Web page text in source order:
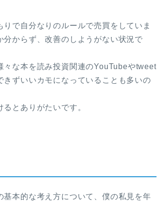
で自分なりのルールで売買をしていま
からず、改善のしようがない状況で
々な本を読み投資関連のYouTubeやtweet
ずいいカモになっていることも多いの
とありがたいです。
本的な考え方について、僕の私見を年